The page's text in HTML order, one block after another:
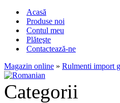
Acasă
Produse noi
Contul meu
Plăteşte
Contactează-ne
Magazin online » Rulmenti import
Categorii